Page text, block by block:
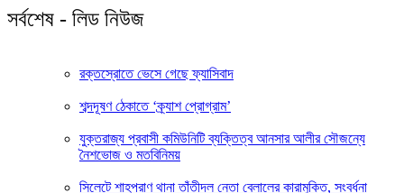
সর্বশেষ - লিড নিউজ
রক্তস্রোতে ভেসে গেছে ফ্যাসিবাদ
শব্দদূষণ ঠেকাতে ‘ক্র্যাশ প্রোগ্রাম’
যুক্তরাজ্য প্রবাসী কমিউনিটি ব্যক্তিত্ব আনসার আলীর সৌজন্যে
নৈশভোজ ও মতবিনিময়
সিলেটে শাহপরাণ থানা তাঁতীদল নেতা বেলালের কারামুক্তি, সংবর্ধনা